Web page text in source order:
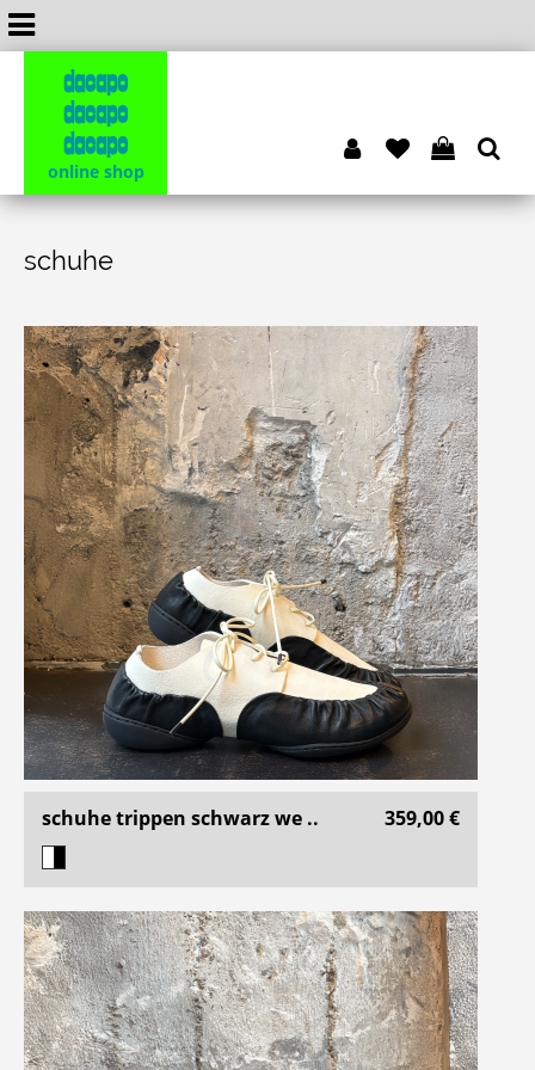
dacapo
dacapo
dacapo
online shop
schuhe
schuhe trippen schwarz we .. 359,00 €